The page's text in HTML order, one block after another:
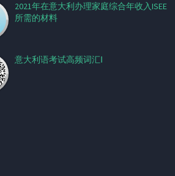
2021年在意大利办理家庭综合年收入ISEE
所需的材料
意大利语考试高频词汇Ⅰ